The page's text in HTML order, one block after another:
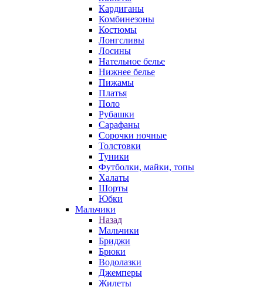
Кардиганы
Комбинезоны
Костюмы
Лонгсливы
Лосины
Нательное белье
Нижнее белье
Пижамы
Платья
Поло
Рубашки
Сарафаны
Сорочки ночные
Толстовки
Туники
Футболки, майки, топы
Халаты
Шорты
Юбки
Мальчики
Назад
Мальчики
Бриджи
Брюки
Водолазки
Джемперы
Жилеты